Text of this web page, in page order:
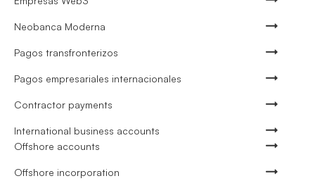
Neobanca Moderna
Pagos transfronterizos
Pagos empresariales internacionales
Contractor payments
International business accounts
Offshore accounts
Offshore incorporation